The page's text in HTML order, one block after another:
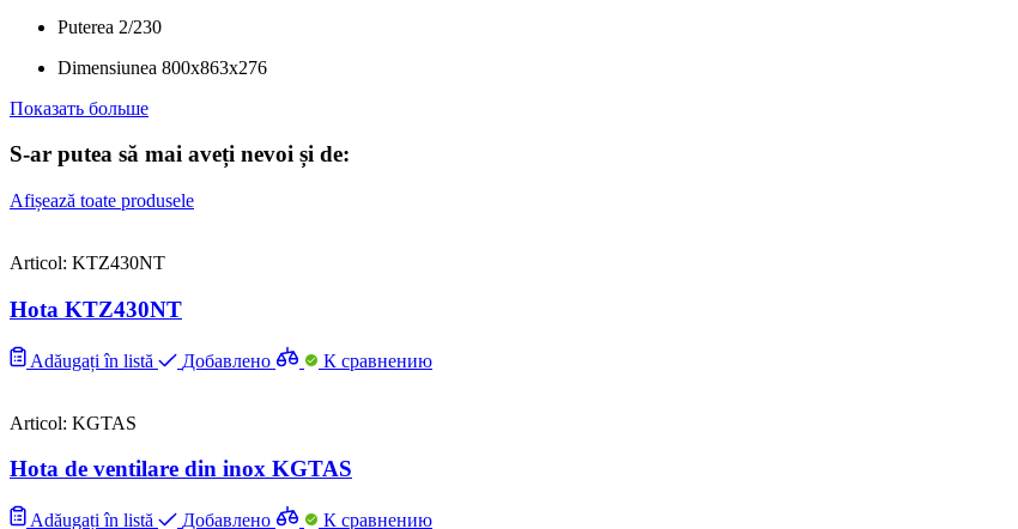
Puterea 2/230
Dimensiunea 800x863x276
Показать больше
S-ar putea să mai aveți nevoi și de:
Afișează toate produsele
Articol: KTZ430NT
Hota KTZ430NT
Adăugați în listă Добавлено К сравнению
Articol: KGTAS
Hota de ventilare din inox KGTAS
Adăugați în listă Добавлено К сравнению